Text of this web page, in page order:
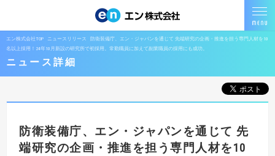
エン株式会社TOP ニュースリリース
防衛装備庁、エン・ジャパンを通じて 先端研究の企画・推進を担う専門人材を10
名以上採用！24年10月新設の研究所で初採用。常勤職員に加えて副業職員の採用にも成功。
ニュース詳細
防衛装備庁、エン・ジャパンを通じて 先
端研究の企画・推進を担う専門人材を10